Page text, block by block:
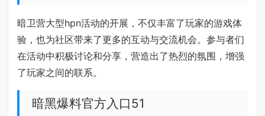
暗卫营大型hpn活动的开展，不仅丰富了玩家的游戏体
验，也为社区带来了更多的互动与交流机会。参与者们
在活动中积极讨论和分享，营造出了热烈的氛围，增强
了玩家之间的联系。
暗黑爆料官方入口51